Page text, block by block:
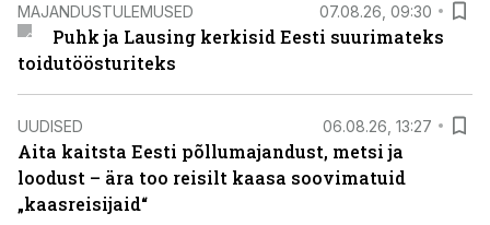
MAJANDUSTULEMUSED 07.08.26, 09:30
Puhk ja Lausing kerkisid Eesti suurimateks
toidutöösturiteks
UUDISED 06.08.26, 13:27
Aita kaitsta Eesti põllumajandust, metsi ja
loodust – ära too reisilt kaasa soovimatuid
„kaasreisijaid“